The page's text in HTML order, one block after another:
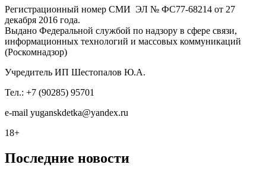
Регистрационный номер СМИ ЭЛ № ФС77-68214 от 27
декабря 2016 года.
Выдано Федеральной службой по надзору в сфере связи,
информационных технологий и массовых коммуникаций
(Роскомнадзор)
Учредитель ИП Шестопалов Ю.А.
Тел.: +7 (90285) 95701
e-mail yuganskdetka@yandex.ru
18+
Последние новости